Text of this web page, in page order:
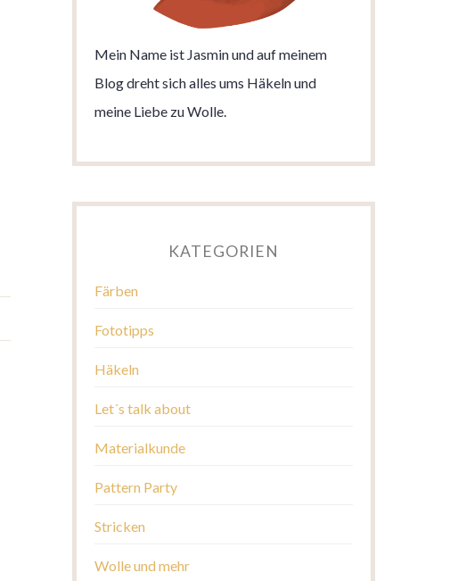
Mein Name ist Jasmin und auf meinem
Blog dreht sich alles ums Häkeln und
meine Liebe zu Wolle.
KATEGORIEN
Färben
Fototipps
Häkeln
Let´s talk about
Materialkunde
Pattern Party
Stricken
Wolle und mehr